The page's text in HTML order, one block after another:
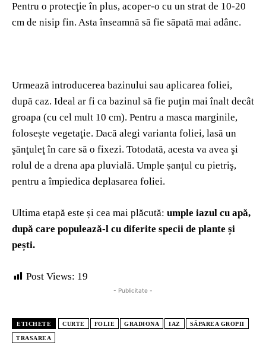
Pentru o protecţie în plus, acoper-o cu un strat de 10-20
cm de nisip fin. Asta înseamnă să fie săpată mai adânc.
Urmează introducerea bazinului sau aplicarea foliei,
după caz. Ideal ar fi ca bazinul să fie puţin mai înalt decât
groapa (cu cel mult 10 cm). Pentru a masca marginile,
folosește vegetaţie. Dacă alegi varianta foliei, lasă un
şănţuleţ în care să o fixezi. Totodată, acesta va avea şi
rolul de a drena apa pluvială. Umple șanțul cu pietriş,
pentru a împiedica deplasarea foliei.
Ultima etapă este și cea mai plăcută: umple iazul cu apă,
după care populează-l cu diferite specii de plante și
pești.
Post Views: 19
- Publicitate -
ETICHETE CURTE FOLIE GRADIONA IAZ SĂPAREA GROPII
TRASAREA